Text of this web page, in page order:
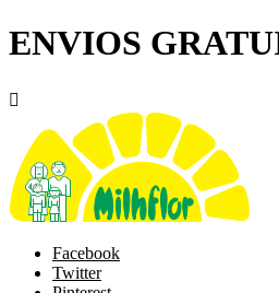
ENVIOS

Facebook
Twitter